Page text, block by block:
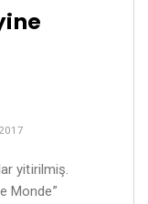
yitirilmiş.
Monde”